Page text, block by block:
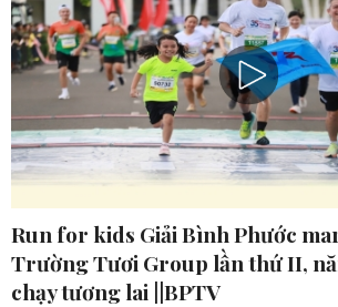
Run for kids Giải Bình Phước
Trường Tươi Group lần thứ II,
chạy tương lai ||BPTV